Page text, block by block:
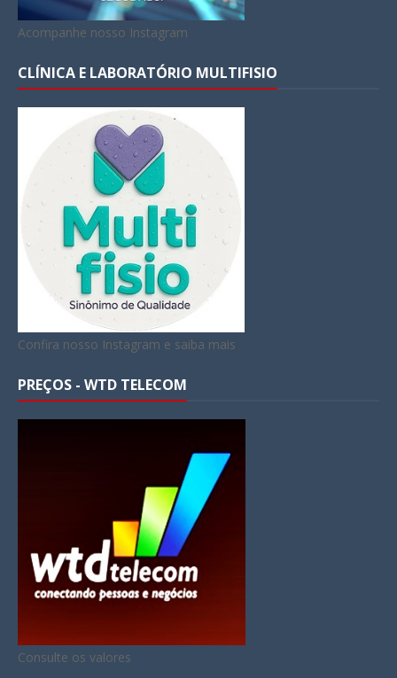
Acompanhe nosso Instagram
CLÍNICA E LABORATÓRIO MULTIFISIO
Confira nosso Instagram e saiba mais
PREÇOS - WTD TELECOM
Consulte os valores